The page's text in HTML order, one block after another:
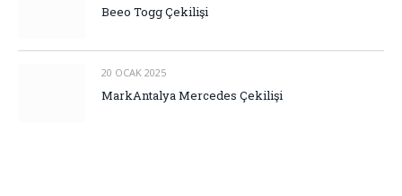
Beeo Togg Çekilişi
20 OCAK 2025
MarkAntalya Mercedes Çekilişi